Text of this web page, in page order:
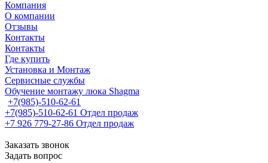
Компания
О компании
Отзывы
Контакты
Контакты
Где купить
Установка и Монтаж
Сервисные службы
Обучение монтажу люка Shagma
+7(985)-510-62-61
+7(985)-510-62-61 Отдел продаж
‪+7 926 779-27-86‬ Отдел продаж
Заказать звонок
Задать вопрос